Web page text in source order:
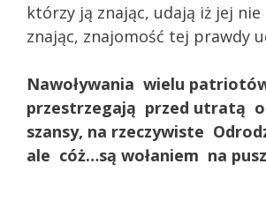
którzy ją znając, udają iż jej
znając, znajomość tej prawdy
Nawoływania wielu
przestrzegają przed utratą
szansy, na rzeczywiste
ale cóż…są wołaniem na